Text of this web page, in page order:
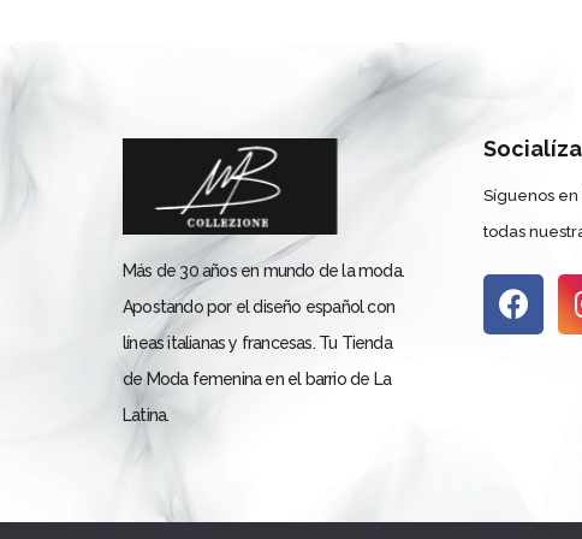
Más de 30 años en mundo de la moda.
Apostando por el diseño español con
líneas italianas y francesas. Tu Tienda
de Moda femenina en el barrio de La
Latina.
Síguenos
todas